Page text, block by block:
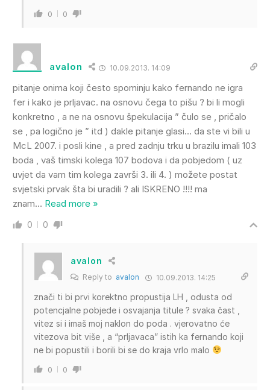
0 0
avalon 10.09.2013. 14:09
pitanje onima koji često spominju kako fernando ne igra
fer i kako je prljavac. na osnovu čega to pišu ? bi li mogli
konkretno , a ne na osnovu špekulacija ” čulo se , pričalo
se , pa logično je ” itd ) dakle pitanje glasi… da ste vi bili u
McL 2007. i posli kine , a pred zadnju trku u brazilu imali 103
boda , vaš timski kolega 107 bodova i da pobjedom ( uz
uvjet da vam tim kolega završi 3. ili 4. ) možete postat
svjetski prvak šta bi uradili ? ali ISKRENO !!!! ma
znam… Read more »
0 0
avalon
Reply to avalon 10.09.2013. 14:25
znači ti bi prvi korektno propustija LH , odusta od
potencjalne pobjede i osvajanja titule ? svaka čast ,
vitez si i imaš moj naklon do poda . vjerovatno će
vitezova bit više , a “prljavaca” istih ka fernando koji
ne bi popustili i borili bi se do kraja vrlo malo
0 0